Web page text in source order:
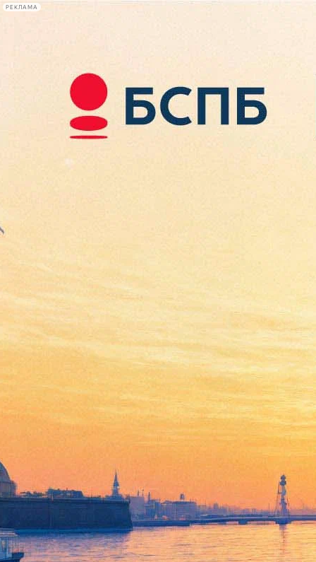
РЕКЛАМА
Сегодня:
2026.08.07
18:45
Афиша Plus
Фестиваль музыки на
крышах Roof Music Fest -
2016 открывает сезон
Версия для печати
На первомайские праздники назначено открытие пятого
сезона фестиваля музыки на крышах Roof Music Fest. Как
сообщаетсайт фестиваля, фестиваль откроет концерт
кларнетиста и композитора Константина Хазановича и его